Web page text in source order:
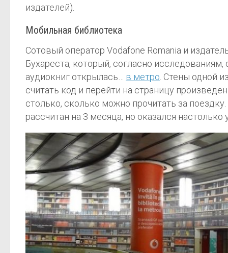
издателей).
Мобильная библиотека
Сотовый оператор Vodafone Romania и
Бухареста, который, согласно
аудиокниг открылась… в метро . Стены одной
считать код и перейти на страницу
столько, сколько можно прочитать за
рассчитан на 3 месяца, но оказался